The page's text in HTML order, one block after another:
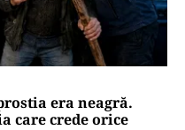
era neagră.
care crede orice